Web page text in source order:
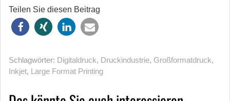
Teilen Sie diesen Beitrag
Schlagwörter: Digitaldruck, Druckindustrie, Großformatdruck,
Inkjet, Large Format Printing